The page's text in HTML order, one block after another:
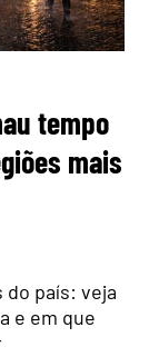
tempo
mais
do país: veja
e em que